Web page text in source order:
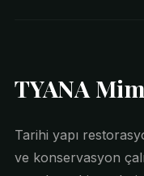
TYANA
Tarihi yapı
ve konservasyon